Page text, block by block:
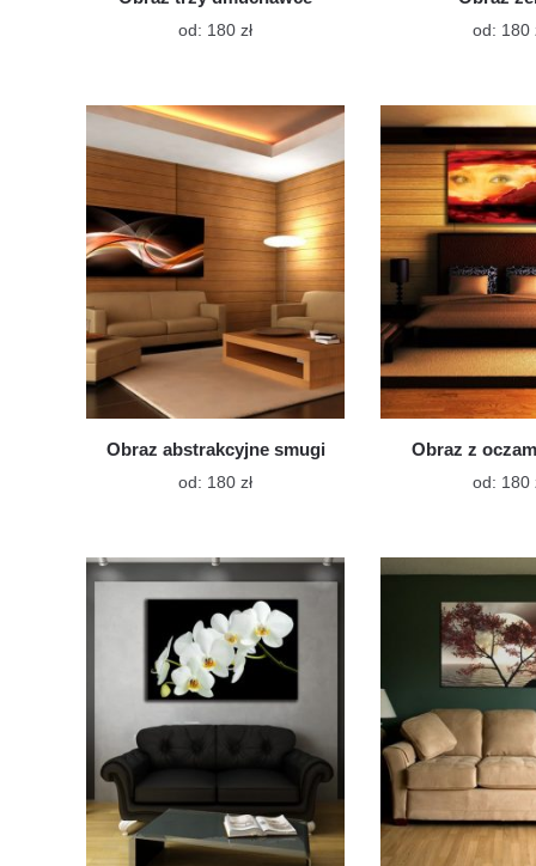
od: 180 złTen
wiele
wariantów.
Opcje
można
wybrać
na
stronie
produktu
od: 180
Obraz abstrakcyjne smugi
od: 180 złTen
wiele
wariantów.
Opcje
można
wybrać
produktu
Obraz z
od: 180